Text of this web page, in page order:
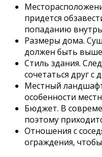
придется
попаданию
Размеры дома.
должен быть выше
Стиль здания.
сочетаться друг
Местный
особенности
Бюджет. В
поэтому
Отношения с
ограждения,